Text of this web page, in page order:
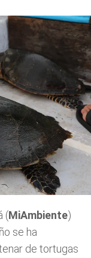
(MiAmbiente)
se ha
de tortugas